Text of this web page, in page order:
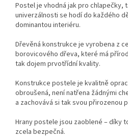
Postel je vhodná jak pro chlapečky,
univerzálnosti se hodí do každého
dominantou interiéru.
Dřevěná konstrukce je vyrobena z
borovicového dřeva, které má
tak dojem prvotřídní kvality.
Konstrukce postele je kvalitně
obroušená, není natřena žádnými
a zachovává si tak svou přirozenou
Hrany postele jsou zaoblené – díky
zcela bezpečná.